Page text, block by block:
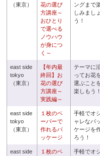
（東京）
花の選び
方講座～
おひとり
で選べる
ノウハウ
が身につ
く～
ングまで
しみましょ
う！
east side
tokyo
（東京）
【年内最
終回】お
花の選び
方講座～
実践編～
テーマに
ってお花
選ぶこと
楽しもう！
east side
tokyo
（東京）
１枚のペ
ーパーで
作れるパ
ッケージ
手軽でオ
ャレなパッ
ケージを
ろう！
east side
１枚のペ
手軽でオ